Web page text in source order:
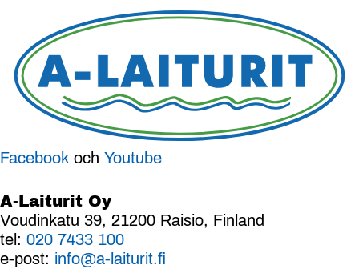
Facebook och Youtube
A-Laiturit Oy
Voudinkatu 39, 21200 Raisio, Finland
tel: 020 7433 100
e-post: info@a-laiturit.fi